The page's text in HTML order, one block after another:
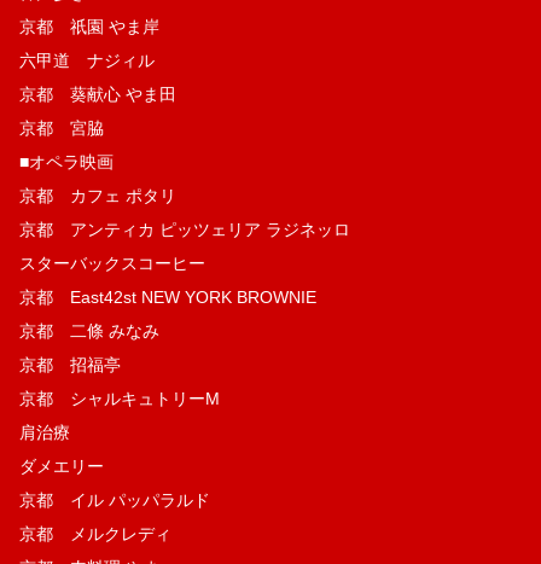
京都 祇園 やま岸
六甲道 ナジィル
京都 葵献心 やま田
京都 宮脇
■オペラ映画
京都 カフェ ポタリ
京都 アンティカ ピッツェリア ラジネッロ
スターバックスコーヒー
京都 East42st NEW YORK BROWNIE
京都 二條 みなみ
京都 招福亭
京都 シャルキュトリーM
肩治療
ダメエリー
京都 イル パッパラルド
京都 メルクレディ